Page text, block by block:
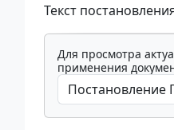
Текст
Для просмотра
применения